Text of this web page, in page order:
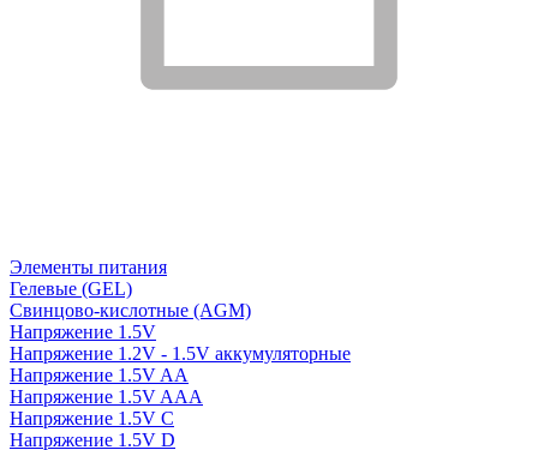
Элементы питания
Гелевые (GEL)
Свинцово-кислотные (AGM)
Напряжение 1.5V
Напряжение 1.2V - 1.5V аккумуляторные
Напряжение 1.5V AA
Напряжение 1.5V AAA
Напряжение 1.5V C
Напряжение 1.5V D